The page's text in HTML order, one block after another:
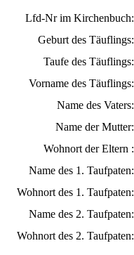
Lfd-Nr im Kirchenbuch:
Geburt des Täuflings:
Taufe des Täuflings:
Vorname des Täuflings:
Name des Vaters:
Name der Mutter:
Wohnort der Eltern :
Name des 1. Taufpaten:
Wohnort des 1. Taufpaten:
Name des 2. Taufpaten:
Wohnort des 2. Taufpaten: